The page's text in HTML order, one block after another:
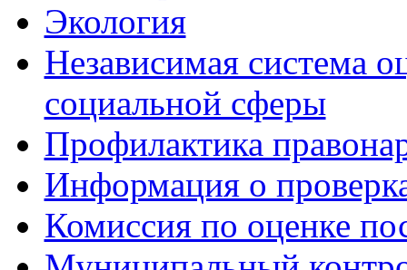
Экология
Независимая система
социальной сферы
Профилактика
Информация о
Комиссия по оценке